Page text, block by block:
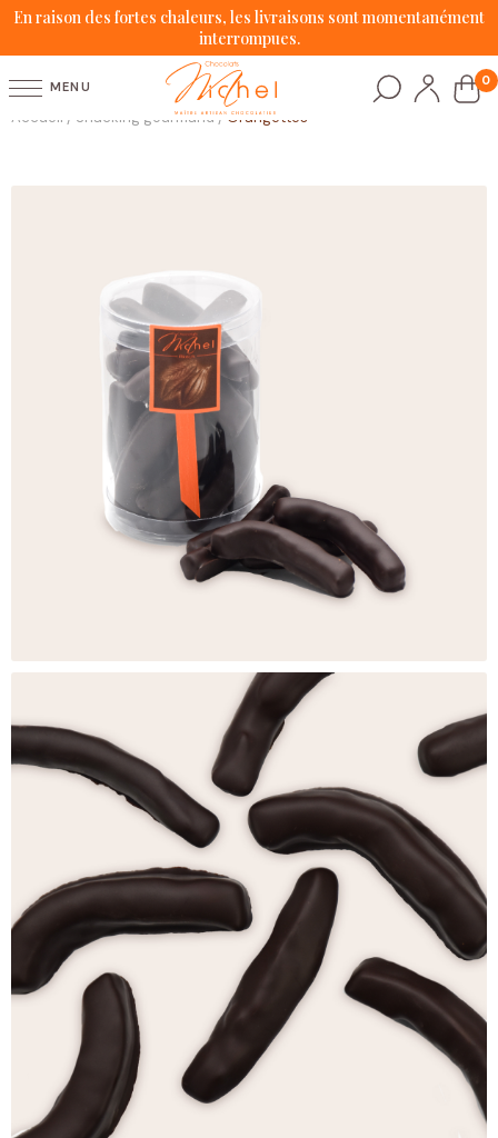
En raison des fortes chaleurs, les livraisons sont momentanément
interrompues.
MENU 0
Accueil / Snacking gourmand/Orangettes